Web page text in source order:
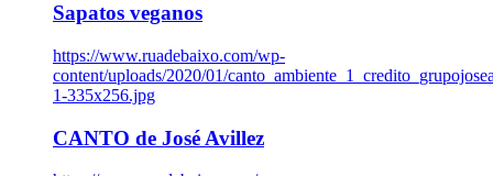
Sapatos veganos
https://www.ruadebaixo.com/wp-
content/uploads/2020/01/
1-335x256.jpg
CANTO de José Avillez